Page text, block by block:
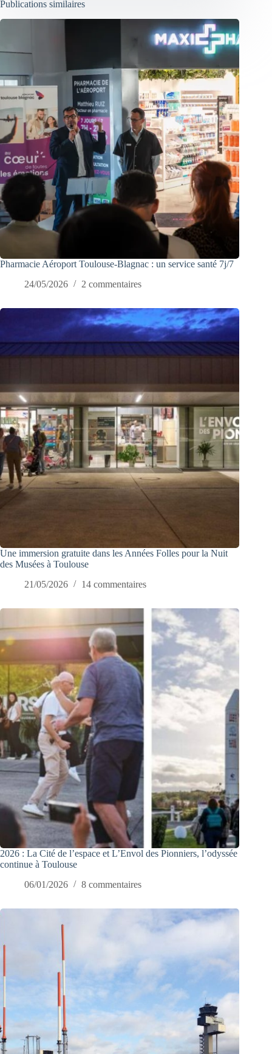
Publications similaires
Pharmacie Aéroport Toulouse-Blagnac : un service santé 7j/7
24/05/2026
2 commentaires
Une immersion gratuite dans les Années Folles pour la Nuit
des Musées à Toulouse
21/05/2026
14 commentaires
2026 : La Cité de l’espace et L’Envol des Pionniers, l’odyssée
continue à Toulouse
06/01/2026
8 commentaires